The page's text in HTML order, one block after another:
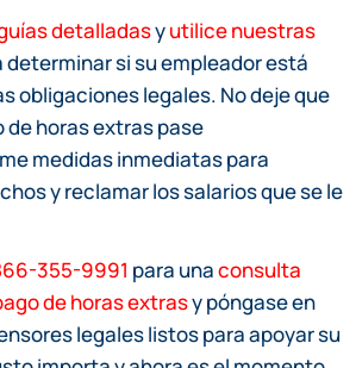
detalladasyutilice nuestras
determinar si su empleador está
obligaciones legales. No deje que
horas extras pase
medidas inmediatas para
y reclamar los salarios que se le
355-9991 para unaconsulta
de horas extrasy póngase en
legales listos para apoyar su